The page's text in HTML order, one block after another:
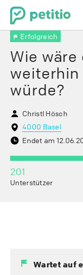
Erfolgreich
Wie wäre
weiterhin
würde?
Christl Hösch
4000 Basel
Endet am
201
Unterstützer
Wartet auf